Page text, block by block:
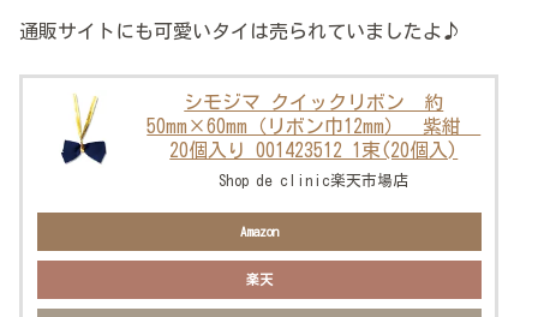
通販サイトにも可愛いタイは売られていましたよ♪
シモジマ クイックリボン 約
50mm×60mm（リボン巾12mm） 紫紺
20個入り 001423512 1束(20個入)
Shop de clinic楽天市場店
Amazon
楽天